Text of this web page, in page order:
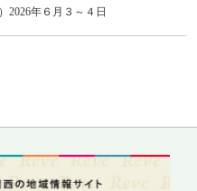
2026年６月３～４日